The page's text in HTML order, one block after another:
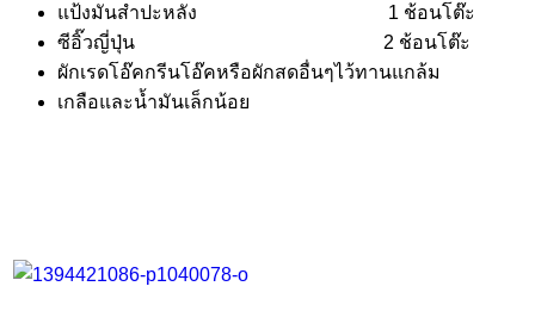
แป้งมันสำปะหลัง 1 ช้อนโต๊ะ
ซีอิ๊วญี่ปุ่น 2 ช้อนโต๊ะ
ผักเรดโอ๊คกรีนโอ๊คหรือผักสดอื่นๆไว้ทานแกล้ม
เกลือและน้ำมันเล็กน้อย